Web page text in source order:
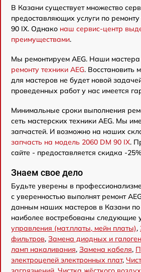
В Казани существует множество
предоставляющих услуги по ремонту
90 IX. Однако наш сервис-центр
преимуществами.
Мы ремонтируем AEG. Наши
ремонту техники AEG. Восстановить
для мастеров не будет новой
проведенных работ у нас имеется
Минимальные сроки выполнения
сеть мастерских техники AEG. Мы
запчастей. И возможно на наших
запчасть на модель 2060 DM 90 IX.
сайте - предоставляется скидка -
Знаем свое дело
Будьте уверены в
с уверенностью выполнят ремонт
данным наших мастеров в Казани по
наиболее востребованы следующие
управления (мат.платы, мейн платы),
фильтров, Замена диодных и
ламп накаливания, Замена кабеля,
электроцепей электронных плат,